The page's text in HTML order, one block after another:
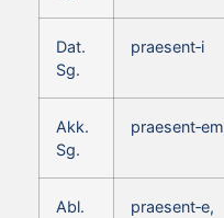
Dat.
Sg.
praesent‑i
Akk.
Sg.
praesent‑em
Abl.
praesent‑e,